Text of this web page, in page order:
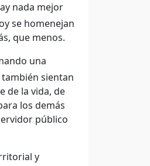
nada mejor
se homenejan
que menos.
una
sientan
de la vida, de
los demás
público
y